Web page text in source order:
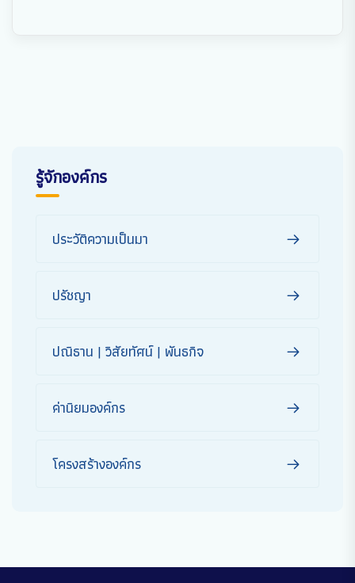
รู้จักองค์กร
ประวัติความเป็นมา
ปรัชญา
ปณิธาน | วิสัยทัศน์ | พันธกิจ
ค่านิยมองค์กร
โครงสร้างองค์กร